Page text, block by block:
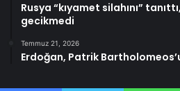
Rusya “kıyamet silahını”
gecikmedi
Temmuz 21, 2026
Erdoğan, Patrik